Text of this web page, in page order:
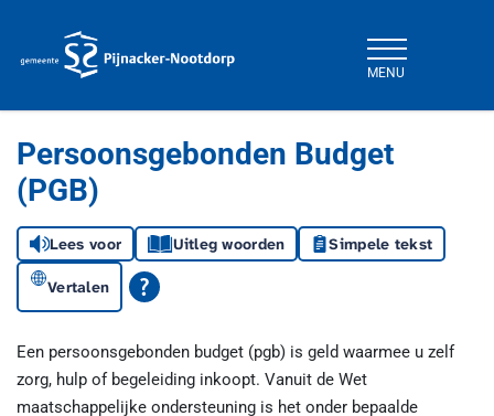
MENU
Persoonsgebonden Budget
(PGB)
Lees voor Uitleg woorden Simpele tekst
Vertalen
Een persoonsgebonden budget (pgb) is geld waarmee u zelf
zorg, hulp of begeleiding inkoopt. Vanuit de Wet
maatschappelijke ondersteuning is het onder bepaalde